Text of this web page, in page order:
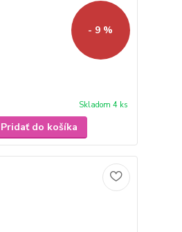
- 9 %
Skladom 4 ks
Pridať do košíka